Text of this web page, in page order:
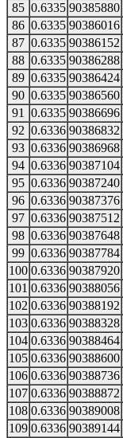
85 0.6335 90385880
86 0.6335 90386016
87 0.6335 90386152
88 0.6335 90386288
89 0.6335 90386424
90 0.6335 90386560
91
0.6335 90386696
92 0.6336 90386832
93 0.6336 90386968
94 0.6336 90387104
95 0.6336 90387240
96 0.6336 90387376
97 0.6336 90387512
98 0.6336 90387648
99 0.6336 90387784
100 0.6336 90387920
101 0.6336 90388056
102 0.6336 90388192
103 0.6336 90388328
104 0.6336 90388464
105 0.6336 90388600
106 0.6336 90388736
107 0.6336 90388872
108 0.6336 90389008
109 0.6336 90389144